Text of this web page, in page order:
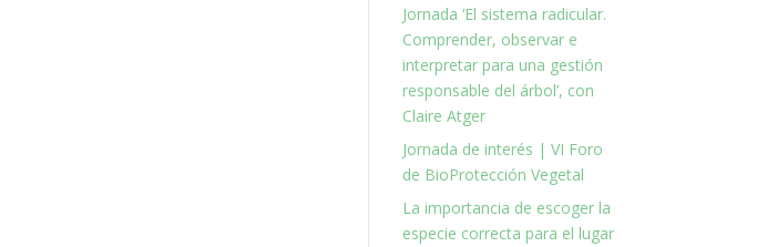
Jornada ‘El sistema radicular.
Comprender, observar e
interpretar para una gestión
responsable del árbol’, con
Claire Atger
Jornada de interés | VI Foro
de BioProtección Vegetal
La importancia de escoger la
especie correcta para el lugar